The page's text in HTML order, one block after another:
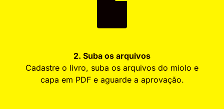
2. Suba os arquivos
Cadastre o livro, suba os arquivos do miolo e
capa em PDF e aguarde a aprovação.